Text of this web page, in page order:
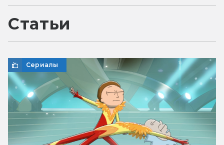
Статьи
Сериалы